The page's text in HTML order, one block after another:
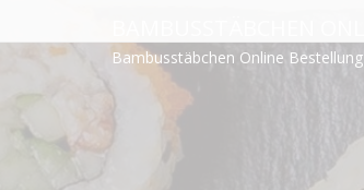
to
Bambusstäbchen Online Bestellung